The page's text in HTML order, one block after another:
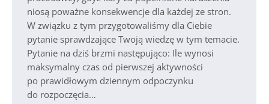
niosą poważne konsekwencje dla każdej ze stron.
W związku z tym przygotowaliśmy dla Ciebie
pytanie sprawdzające Twoją wiedzę w tym temacie.
Pytanie na dziś brzmi następująco: Ile wynosi
maksymalny czas od pierwszej aktywności
po prawidłowym dziennym odpoczynku
do rozpoczęcia…